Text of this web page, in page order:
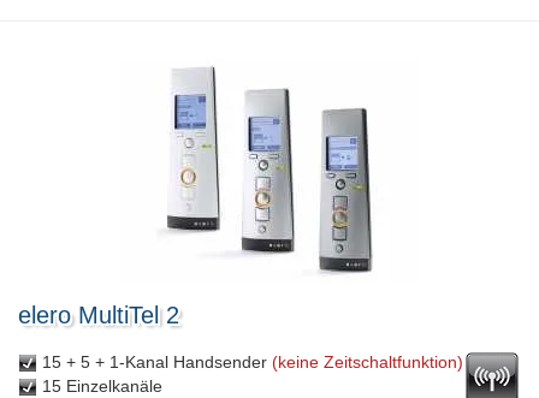
elero MultiTel 2
15 + 5 + 1-Kanal Handsender (keine Zeitschaltfunktion)
15 Einzelkanäle